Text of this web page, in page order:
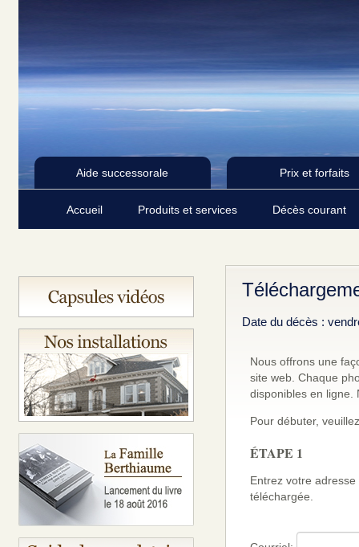
Aide successorale Prix et forfaits
Accueil Produits et services Décès courant
Date du décès :
Nous offrons une
site web. Chaque
disponibles en ligne.
Pour débuter,
ÉTAPE 1
Entrez votre
téléchargée.